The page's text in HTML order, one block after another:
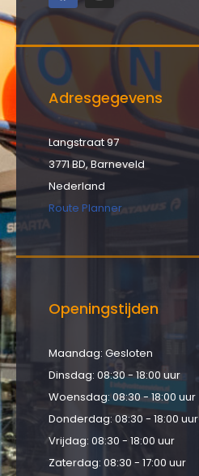
Adresgegevens
Langstraat 97
3771 BD, Barneveld
Nederland
Route Planner
Openingstijden
Maandag: Gesloten
Dinsdag: 08:30 - 18:00 uur
Woensdag: 08:30 - 18:00 uur
Donderdag: 08:30 - 18:00 uur
Vrijdag: 08:30 - 18:00 uur
Zaterdag: 08:30 - 17:00 uur